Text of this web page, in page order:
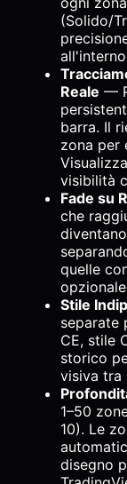
(Solido/
Reale —
barra. Il
zona per
visibilità
Fade su
che
quelle
Stile
separate
CE, stile
storico
visiva tra
1–50
10). Le
disegno